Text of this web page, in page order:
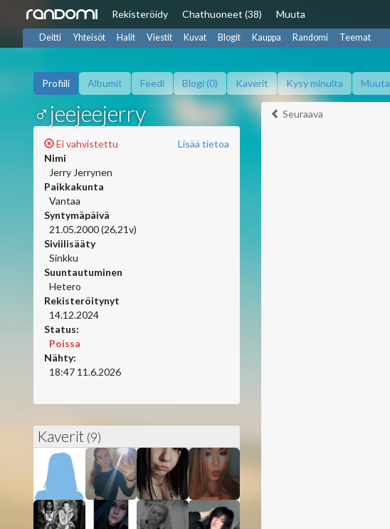
Rekisteröidy Chathuoneet (38) Muuta
Deitti Yhteisöt Halit Viestit Kuvat Blogit Kauppa Randomi Teemat
Profiili Albumit Feedi Blogi (0) Kaverit Kysy minulta Muuta
Seuraava
♂jeejeejerry
Lisää tietoa
Ei vahvistettu
Nimi
Jerry Jerrynen
Paikkakunta
Vantaa
Syntymäpäivä
21.05.2000 (26,21v)
Siviilisääty
Sinkku
Suuntautuminen
Hetero
Rekisteröitynyt
14.12.2024
Status:
Poissa
Nähty:
18:47 11.6.2026
Kaverit (9)